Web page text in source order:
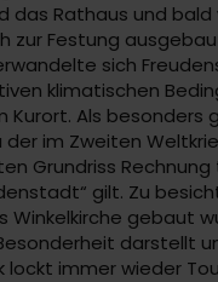
das Rathaus und bald
zur Festung
sich
klimatischen
Kurort. Als besonders
im Zweiten
Grundriss Rechnung
gilt. Zu
Winkelkirche gebaut
darstellt
lockt immer wieder